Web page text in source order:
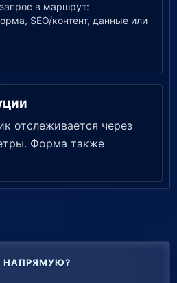
в маршрут:
SEO/контент, данные или
отслеживается через
Форма также
НАПРЯМУЮ?